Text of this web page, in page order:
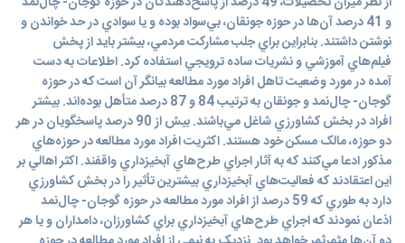
و 41 درصد آن‌ها در حوزه جونقان، بي‌سواد بوده و يا سوادي در حد خواندن و
نوشتن داشتند. بنابراين براي جلب مشارکت مردمي، بيشتر بايد از پخش
فيلم‌هاي آموزشي و نشريات ساده ترويجي استفاده کرد. اطلاعات به دست
آمده در مورد وضعيت تاهل افراد مورد مطالعه بيانگر آن است که در حوزه
گوجان- چال‌نمد و جونقان به ترتيب 84 و 87 درصد متأهل بوده‌اند. بيشتر
افراد در بخش کشاورزي شاغل مي‌باشند. بيش از 90 درصد پاسخگويان در هر
دو حوزه، مالک مسکن خود هستند. اکثريت افراد مورد مطالعه در حوزه‌هاي
مذکور ادعا مي‌کنند که به آثار اجراي طرح‌هاي آبخيزداري واقفند. اکثر اهالي بر
اين اعتقادند که فعاليت‌هاي آبخيزداري بيشترين تأثير را در بخش کشاورزي
دارد به طوري که 59 درصد از افراد مورد مطالعه در حوزه گوجان- چال‌نمد
اذعان نمودند که اجراي طرح‌هاي آبخيزداري براي کشاورزان، دامداران و يا هر